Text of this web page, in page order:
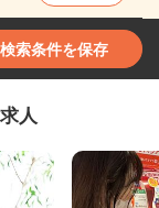
検索条件を保存
人